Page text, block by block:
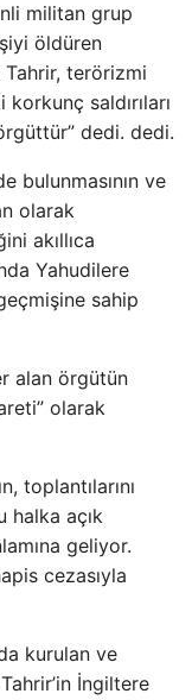
militan grup
öldüren
Tahrir, terörizmi
saldırıları
dedi. dedi.
bulunmasının ve
olarak
akıllıca
Yahudilere
sahip
alan örgütün
olarak
toplantılarını
halka açık
geliyor.
cezasıyla
kurulan ve
İngiltere